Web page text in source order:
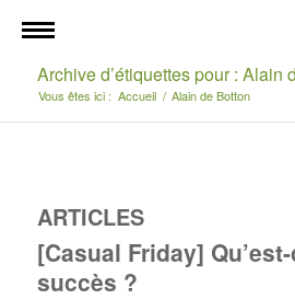
Archive d’étiquettes pour : Alain
Vous êtes ici : Accueil / Alain de Botton
ARTICLES
[Casual Friday]
succès ?